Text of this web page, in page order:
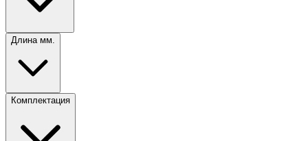
Длина мм.
Комплектация